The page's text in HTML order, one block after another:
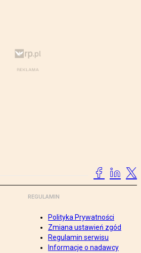
REGULAMIN
Polityka Prywatności
Zmiana ustawień zgód
Regulamin serwisu
Informacje o nadawcy